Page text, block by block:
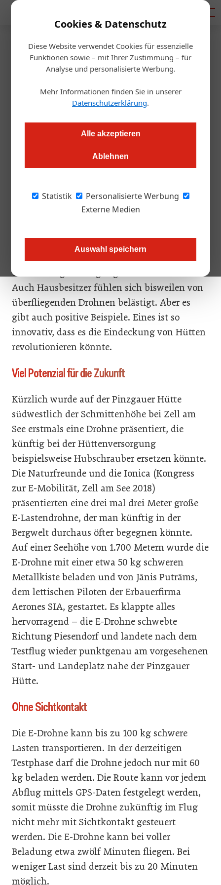
Cookies & Datenschutz
Diese Website verwendet Cookies für essenzielle
Funktionen sowie – mit Ihrer Zustimmung – für
Analyse und personalisierte Werbung.
Mehr Informationen finden Sie in unserer
Datenschutzerklärung.
Alle akzeptieren
Ablehnen
Statistik
Personalisierte Werbung
Externe Medien
Auswahl speichern
Startseite/Gastro & Hotel
Drohne deckt Hütte ein
Alexander Grübling 06.09.2017, 11:57 Uhr
Sie kann elektrisch Lasten von bis zu 100 Kilogramm
funktioniert auch noch bei minus 20 Grad Celsius. Ist das die
Zukunft der Hütteneindeckung?
Für viele Menschen läuft der Erstkontakt mit
Drohnen nicht unbedingt positiv ab. Man
diesen Flugobjekten von Unbekannten gefilmt
wurden. Im Sommer gab es rund um dieses
Thema einige Aufregung in Wiener Bädern.
Auch Hausbesitzer fühlen sich bisweilen von
überfliegenden Drohnen belästigt. Aber es
gibt auch positive Beispiele. Eines ist so
innovativ, dass es die Eindeckung von Hütten
revolutionieren könnte.
Viel Potenzial für die Zukunft
Kürzlich wurde auf der Pinzgauer Hütte
südwestlich der Schmittenhöhe bei Zell am
See erstmals eine Drohne präsentiert, die
künftig bei der Hüttenversorgung
beispielsweise Hubschrauber ersetzen könnte.
Die Naturfreunde und die Ionica (Kongress
zur E-Mobilität, Zell am See 2018)
präsentierten eine drei mal drei Meter große
E-Lastendrohne, der man künftig in der
Bergwelt durchaus öfter begegnen könnte.
Auf einer Seehöhe von 1.700 Metern wurde die
E-Drohne mit einer etwa 50 kg schweren
Metallkiste beladen und von Jānis Putrāms,
dem lettischen Piloten der Erbauerfirma
Aerones SIA, gestartet. Es klappte alles
hervorragend – die E-Drohne schwebte
Richtung Piesendorf und landete nach dem
Testflug wieder punktgenau am vorgesehenen
Start- und Landeplatz nahe der Pinzgauer
Hütte.
Ohne Sichtkontakt
Die E-Drohne kann bis zu 100 kg schwere
Lasten transportieren. In der derzeitigen
Testphase darf die Drohne jedoch nur mit 60
kg beladen werden. Die Route kann vor jedem
Abflug mittels GPS-Daten festgelegt werden,
somit müsste die Drohne zukünftig im Flug
nicht mehr mit Sichtkontakt gesteuert
werden. Die E-Drohne kann bei voller
Beladung etwa zwölf Minuten fliegen. Bei
weniger Last sind derzeit bis zu 20 Minuten
möglich.